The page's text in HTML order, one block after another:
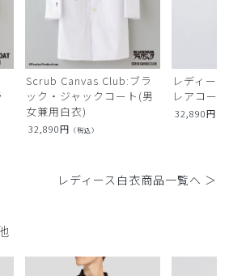
Scrub Canvas Club:ブラ
ック・ジャックコート(男
女兼用白衣)
32,890円 （税込）
レディー
レアコート
32,890円
レディース白衣商品一覧へ ＞